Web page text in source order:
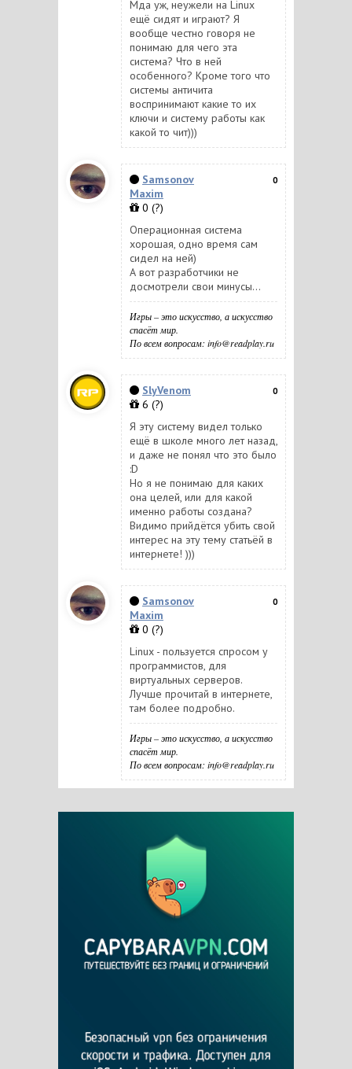
Мда уж, неужели на Linux
ещё сидят и играют? Я
вообще честно говоря не
понимаю для чего эта
система? Что в ней
особенного? Кроме того что
системы античита
воспринимают какие то их
ключи и систему работы как
какой то чит)))
Samsonov
Maxim
0 (?)
0
Операционная система
хорошая, одно время сам
сидел на ней)
А вот разработчики не
досмотрели свои минусы...
Игры – это искусство, а искусство
спасёт мир.
По всем вопросам: info@readplay.ru
SlyVenom
6 (?)
0
Я эту систему видел только
ещё в школе много лет назад,
и даже не понял что это было
:D
Но я не понимаю для каких
она целей, или для какой
именно работы создана?
Видимо прийдётся убить свой
интерес на эту тему статьёй в
интернете! )))
Samsonov
Maxim
0 (?)
0
Linux - пользуется спросом у
программистов, для
виртуальных серверов.
Лучше прочитай в интернете,
там более подробно.
Игры – это искусство, а искусство
спасёт мир.
По всем вопросам: info@readplay.ru